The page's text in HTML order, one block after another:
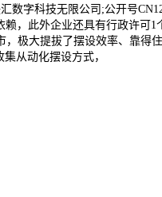
字科技无限公司;公开号
，此外企业还具有行政许可1
极大提拔了摆设效率、靠得
从动化摆设方式，